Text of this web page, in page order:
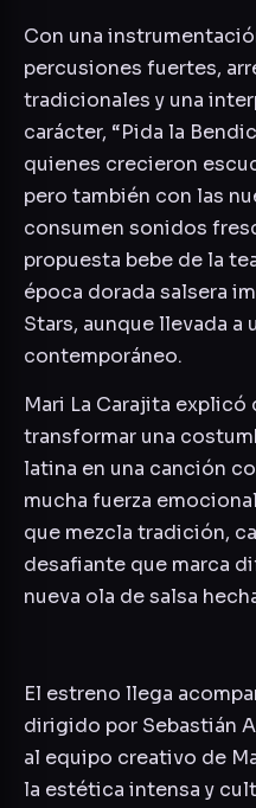
Con una
percusiones fuertes,
tradicionales y una
carácter, “Pida la
quienes crecieron
pero también con las
consumen sonidos
propuesta bebe de la
época dorada salsera
Stars, aunque llevada a
contemporáneo.
Mari La Carajita
transformar una
latina en una canción
mucha fuerza
que mezcla tradición,
desafiante que marca
nueva ola de salsa
El estreno llega
dirigido por Sebastián
al equipo creativo de
la estética intensa y